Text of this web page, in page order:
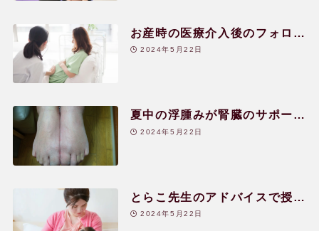
お産時の医療介入後のフォロー
と産後のケア|30代|女性
2024年5月22日
夏中の浮腫みが腎臓のサポート
により1日で改善した!|40代|女
2024年5月22日
とらこ先生のアドバイスで授乳
中にアトピーが改善|30代|女性
2024年5月22日